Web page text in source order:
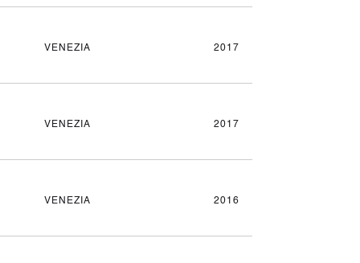
VENEZIA 2017
VENEZIA 2017
VENEZIA 2016